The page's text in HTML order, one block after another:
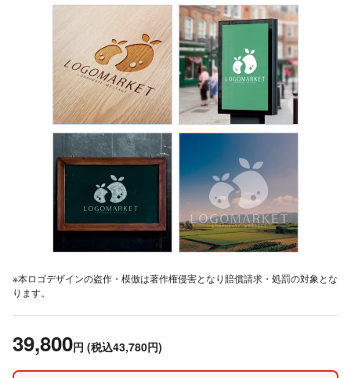
※本ロゴデザインの盗作・模倣は著作権侵害となり賠償請求・処罰の対象とな
ります。
39,800円 (税込43,780円)